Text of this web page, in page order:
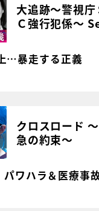
大追跡～警視庁
Ｃ強行犯係～
…暴走する正義
クロスロード
急の約束～
ワハラ＆医療事